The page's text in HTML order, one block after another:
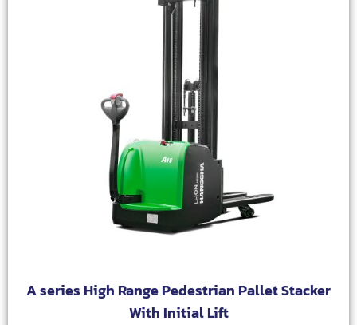
A series High Range Pedestrian Pallet Stacker
With Initial Lift